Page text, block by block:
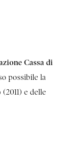
Cassa di
possibile la
e delle